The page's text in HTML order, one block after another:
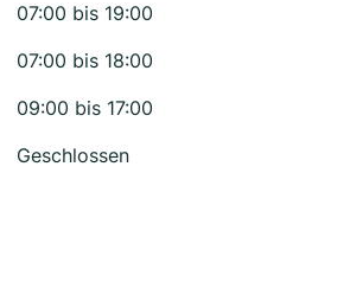
07:00 bis 19:00
07:00 bis 18:00
09:00 bis 17:00
Geschlossen